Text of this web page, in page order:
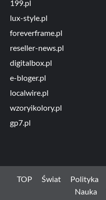
199.pl
lux-style.pl
foreverframe.pl
reseller-news.pl
digitalbox.pl
e-bloger.pl
localwire.pl
wzoryikolory.pl
gp7.pl
TOP Świat Polityka
Nauka